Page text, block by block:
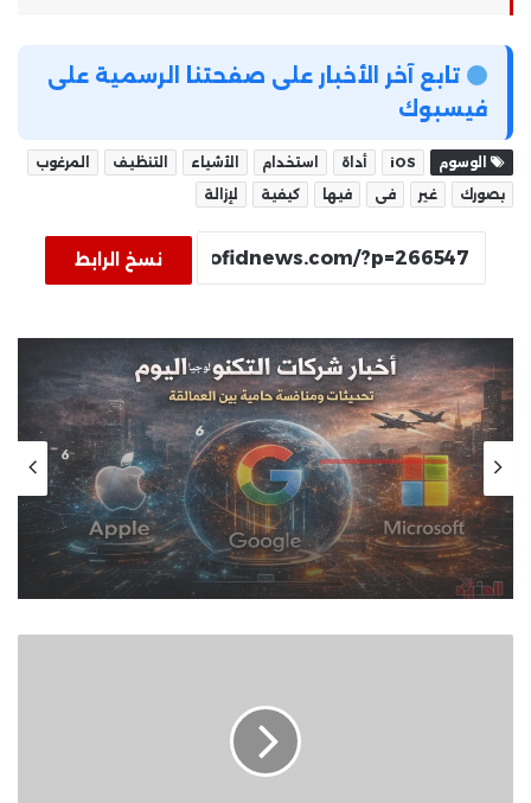
تابع آخر الأخبار على صفحتنا الرسمية على
فيسبوك
الوسوم iOS أداة استخدام الأشياء التنظيف
المرغوب
بصورك
غير فى فيها كيفية لإزالة
نسخ الرابط
الإسلام المفيد
يناير 17, 2026
أخبار شركات التكنولوجيا .. تحركات أبل
وجوجل ومايكروسوفت في السوق